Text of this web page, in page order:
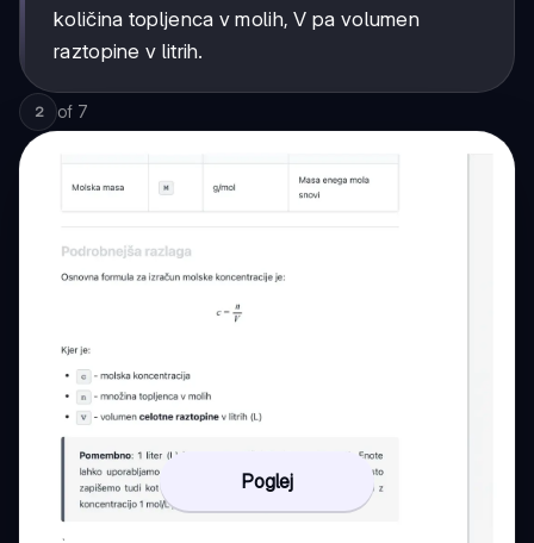
količina topljenca v molih, V pa volumen
raztopine v litrih.
2 of 7
Poglej